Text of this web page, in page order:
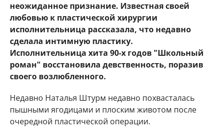
неожиданное признание. Известная своей
любовью к пластической хирургии
исполнительница рассказала, что недавно
сделала интимную пластику.
Исполнительница хита 90-х годов "Школьный
роман" восстановила девственность, поразив
своего возлюбленного.
Недавно Наталья Штурм недавно похвасталась
пышными ягодицами и плоским животом после
очередной пластической операции.